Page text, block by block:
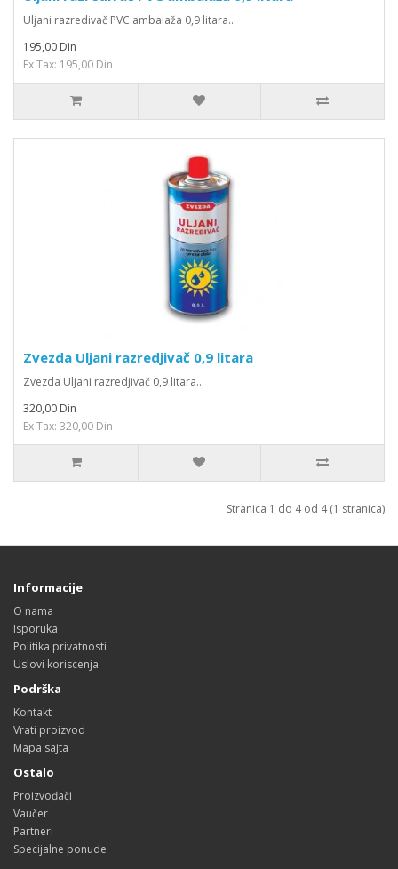
Uljani razredivač PVC ambalaža 0,9 litara..
195,00 Din
Ex Tax: 195,00 Din
Zvezda Uljani razredjivač 0,9 litara
Zvezda Uljani razredjivač 0,9 litara..
320,00 Din
Ex Tax: 320,00 Din
Stranica 1 do 4 od 4 (1 stranica)
Informacije
O nama
Isporuka
Politika privatnosti
Uslovi koriscenja
Podrška
Kontakt
Vrati proizvod
Mapa sajta
Ostalo
Proizvođači
Vaučer
Partneri
Specijalne ponude